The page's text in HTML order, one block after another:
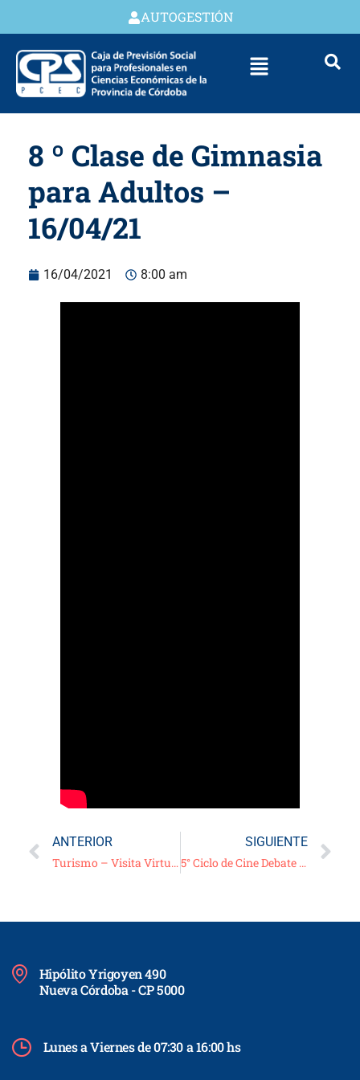
AUTOGESTIÓN
8 º Clase de Gimnasia
para Adultos –
16/04/21
16/04/2021 8:00 am
ANTERIOR
Turismo – Visita Virtual Guiada: “Puestos Jesuíticos de Santa Ana y La Calera”
SIGUIENTE
5° Ciclo de Cine Debate Virtual – 2021 – Película: «Noticias del gran mundo»
Hipólito Yrigoyen 490
Nueva Córdoba - CP 5000
Lunes a Viernes de 07:30 a 16:00 hs